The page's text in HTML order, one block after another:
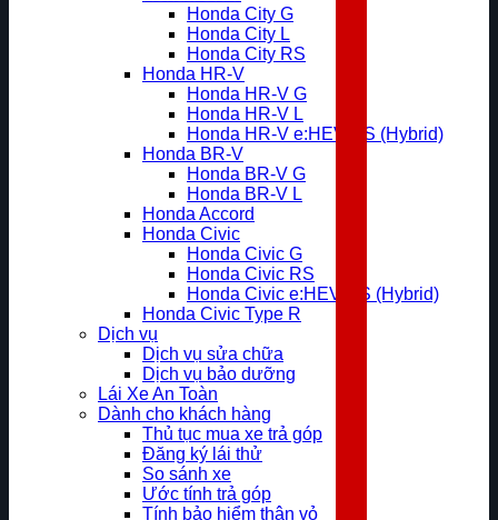
Honda City G
Honda City L
Honda City RS
Honda HR-V
Honda HR-V G
Honda HR-V L
Honda HR-V e:HEV RS (Hybrid)
Honda BR-V
Honda BR-V G
Honda BR-V L
Honda Accord
Honda Civic
Honda Civic G
Honda Civic RS
Honda Civic e:HEV RS (Hybrid)
Honda Civic Type R
Dịch vụ
Dịch vụ sửa chữa
Dịch vụ bảo dưỡng
Lái Xe An Toàn
Dành cho khách hàng
Thủ tục mua xe trả góp
Đăng ký lái thử
So sánh xe
Ước tính trả góp
Tính bảo hiểm thân vỏ